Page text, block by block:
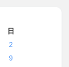
日
2
9